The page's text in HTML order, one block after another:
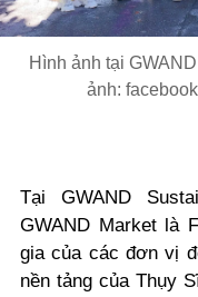
Hình ảnh tại
ảnh:
Tại GWAND
GWAND Market là
gia của các đơn vị
nền tảng của Thụy